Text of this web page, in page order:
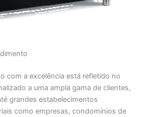
com a excelência está refletido no
a uma ampla gama de clientes,
grandes estabelecimentos
como empresas, condomínios de